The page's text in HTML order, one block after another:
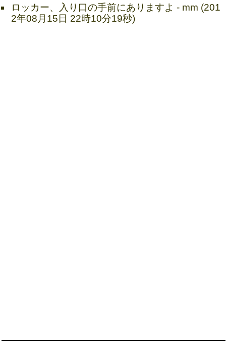
ロッカー、入り口の手前にありますよ - mm (201
2年08月15日 22時10分19秒)